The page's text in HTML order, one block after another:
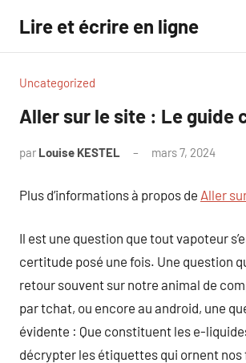
contenu
Lire et écrire en ligne
Uncategorized
Aller sur le site : Le guide
par Louise KESTEL mars 7, 2024
Plus d’informations à propos de Aller
Il est une question que tout vapoteur
certitude posé une fois. Une question
retour souvent sur notre animal de
par tchat, ou encore au android, une
évidente : Que constituent les e-
décrypter les étiquettes qui ornent